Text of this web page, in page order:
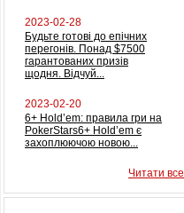
2023-02-28
Будьте готові до епічних
перегонів. Понад $7500
гарантованих призів
щодня. Відчуй...
2023-02-20
6+ Hold’em: правила гри на
PokerStars6+ Hold’em є
захоплюючою новою...
Читати все